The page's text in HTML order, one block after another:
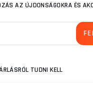
AZ ÚJDONSÁGOKRA ÉS
TUDNI KELL